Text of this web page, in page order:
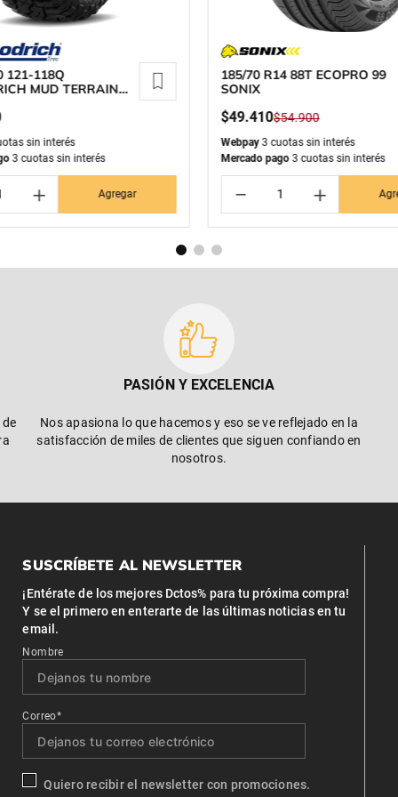
121-118Q
MUD TERRAIN
sin interés
3 cuotas sin interés
＋ Agregar
185/70 R14 88T ECOPRO 99
SONIX
$49.410$54.900
Webpay 3 cuotas sin interés
Mercado pago 3 cuotas sin interés
＋
－
PASIÓN Y EXCELENCIA
Nos apasiona lo que hacemos y eso se ve reflejado en la
satisfacción de miles de clientes que siguen confiando en
nosotros.
SUSCRÍBETE AL NEWSLETTER
¡Entérate de los mejores Dctos% para tu próxima compra!
Y se el primero en enterarte de las últimas noticias en tu
email.
Nombre
Correo*
Quiero recibir el newsletter con promociones.